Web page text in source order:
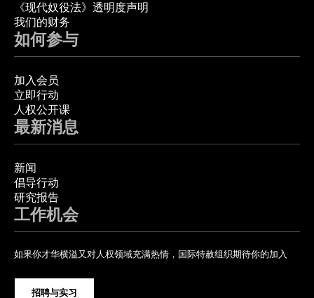
《现代奴役法》透明度声明
我们的财务
如何参与
加入会员
立即行动
人权公开课
最新消息
新闻
倡导行动
研究报告
工作机会
如果你才华横溢又对人权领域充满热情，国际特赦组织期待你的加入
招聘与实习